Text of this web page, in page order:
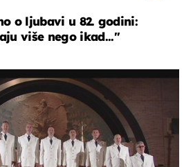
o ljubavi u 82. godini:
više nego ikad..."